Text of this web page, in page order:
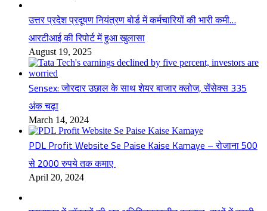
उत्तर प्रदेश प्रदूषण नियंत्रण बोर्ड में कर्मचारियों की भारी कमी…
आरटीआई की रिपोर्ट में हुआ खुलासा
August 19, 2025
Sensex: जोरदार उछाल के साथ शेयर बाजार क्लोज, सेंसेक्स 335
अंक चढ़ा
March 14, 2024
PDL Profit Website Se Paise Kaise Kamaye – रोजाना 500
से 2000 रुपये तक कमाए
April 20, 2024